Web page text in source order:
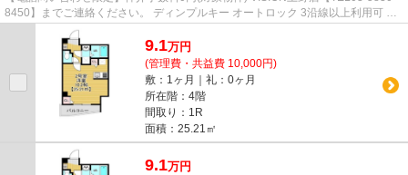
8450】までご連絡ください。 ディンプルキー オートロック 3沿線以上利用可 築2
年以内 即入居可
9.1万円
(管理費・共益費 10,000円)
敷：1ヶ月｜礼：0ヶ月
所在階：4階
間取り：1R
面積：25.21㎡
9.1万円